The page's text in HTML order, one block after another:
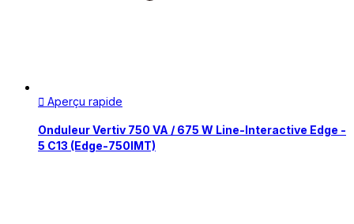
 Aperçu rapide
Onduleur Vertiv 750 VA / 675 W Line-Interactive Edge -
5 C13 (Edge-750IMT)